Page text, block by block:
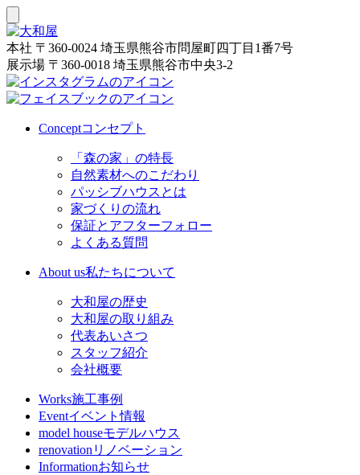
本社 〒360-0024 埼玉県熊谷市問屋町四丁目1番7号
展示場 〒360-0018 埼玉県熊谷市中央3-2
Conceptコンセプト
「森の家」の特長
自然素材へのこだわり
パッシブハウスとは
家づくりの流れ
保証とアフターフォロー
よくある質問
About us私たちについて
大和屋の歴史
大和屋の取り組み
代表あいさつ
スタッフ紹介
会社概要
Works施工事例
Eventイベント情報
model houseモデルハウス
renovation リノベーション
Informationお知らせ